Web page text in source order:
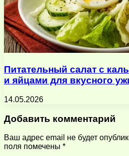
Питательный салат с
и яйцами для вкусного
14.05.2026
Добавить комментарий
Ваш адрес email не будет
поля помечены *